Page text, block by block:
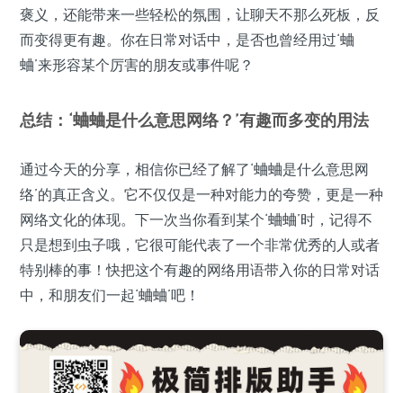
褒义，还能带来一些轻松的氛围，让聊天不那么死板，反
而变得更有趣。你在日常对话中，是否也曾经用过‘蛐
蛐’来形容某个厉害的朋友或事件呢？
总结：‘蛐蛐是什么意思网络？’有趣而多变的用法
通过今天的分享，相信你已经了解了‘蛐蛐是什么意思网
络’的真正含义。它不仅仅是一种对能力的夸赞，更是一种
网络文化的体现。下一次当你看到某个‘蛐蛐’时，记得不
只是想到虫子哦，它很可能代表了一个非常优秀的人或者
特别棒的事！快把这个有趣的网络用语带入你的日常对话
中，和朋友们一起‘蛐蛐’吧！